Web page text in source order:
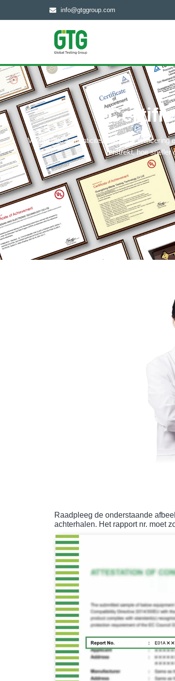
info@gtggroup.com
Verifieer de authenticiteit van een
verstrekt, hoe sneller
Raadpleeg de onderstaande
achterhalen. Het rapport nr. moet